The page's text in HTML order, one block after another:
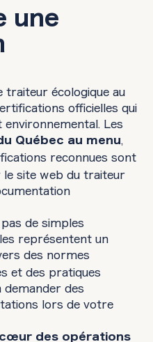
une
écologique au
officielles qui
Les
Québec au menu,
reconnues sont
site web du traiteur
de simples
représentent un
des normes
et des pratiques
demander des
lors de votre
des opérations